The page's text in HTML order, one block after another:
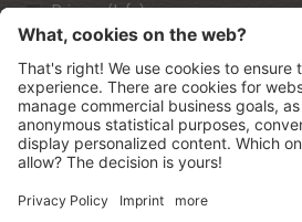
Privacy (Info)
©2026Mountain Panoramic Wellness
IT021006A13ZWMYJZ7
.
Sitemap . Credits . Informativa privacy
. produced by